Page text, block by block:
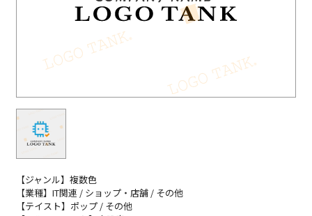
【ジャンル】複数色
【業種】IT関連 / ショップ・店舗 / その他
【テイスト】ポップ / その他